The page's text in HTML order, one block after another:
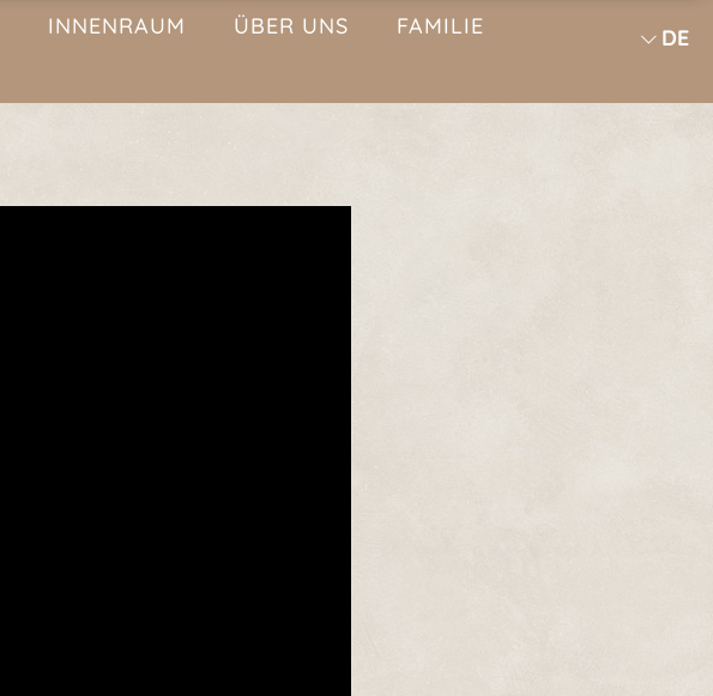
INNENRAUM ÜBER UNS
FAMILIE
DE